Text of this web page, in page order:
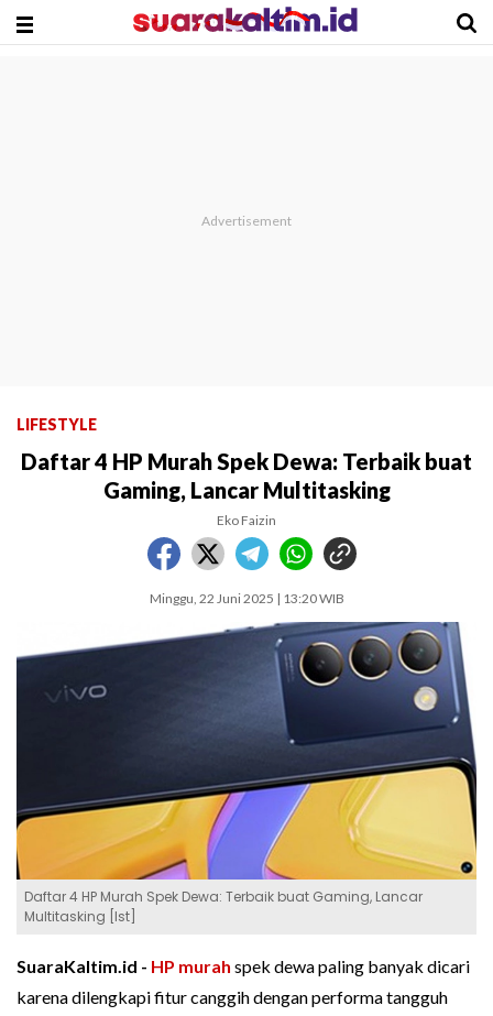
LIFESTYLE
Daftar 4 HP Murah Spek Dewa: Terbaik buat
Gaming, Lancar Multitasking
Eko Faizin
Minggu, 22 Juni 2025 | 13:20 WIB
Daftar 4 HP Murah Spek Dewa: Terbaik buat Gaming, Lancar
Multitasking [Ist]
SuaraKaltim.id - HP murah spek dewa paling banyak dicari
karena dilengkapi fitur canggih dengan performa tangguh